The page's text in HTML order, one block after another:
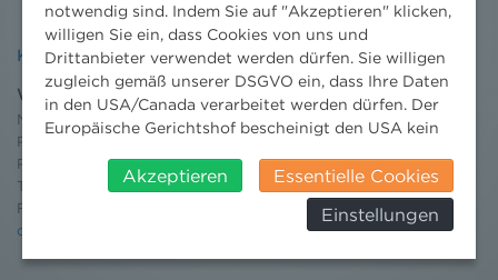
Kontakt
Wien
Niederhuber & Partner
Rechtsanwälte GmbH
Reisnerstraße 53, 1030 Wien
T:
+43 1 513 21 24-0
F: +43 1 513 21 24-300
office@nhp.eu
notwendig sind. Indem Sie auf "Akzeptieren" klicken,
willigen Sie ein, dass Cookies von uns und
Drittanbieter verwendet werden dürfen. Sie willigen
zugleich gemäß unserer DSGVO ein, dass Ihre Daten
in den USA/Canada verarbeitet werden dürfen. Der
Europäische Gerichtshof bescheinigt den USA kein
insbesondere das Risiko, dass ihre Daten durch US-
Behörden, zu Kontroll- und zu
Überwachungszwecken, verarbeitet werden und
werden können. Zudem finden Sie am
Akzeptieren
Essentielle Cookies
Einstellungen